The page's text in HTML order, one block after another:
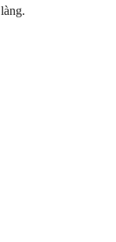
làng.